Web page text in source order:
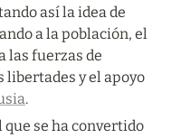
así la idea de
a la población, el
las fuerzas de
libertades y el apoyo
.
se ha convertido